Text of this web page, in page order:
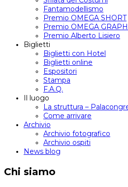
Fantamodellismo
Premio OMEGA SHORT
Premio OMEGA
Premio Alberto Lisiero
Biglietti
Biglietti con Hotel
Biglietti online
Espositori
Stampa
F.A.Q.
Il luogo
La struttura –
Come arrivare
Archivio
Archivio fotografico
Archivio ospiti
News blog
Chi siamo